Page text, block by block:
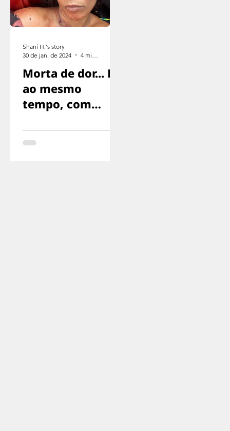
Morta de dor... E
ao mesmo
tempo, com
com medo de
que nos
Shani H.'s story
30 de jan. de 2024